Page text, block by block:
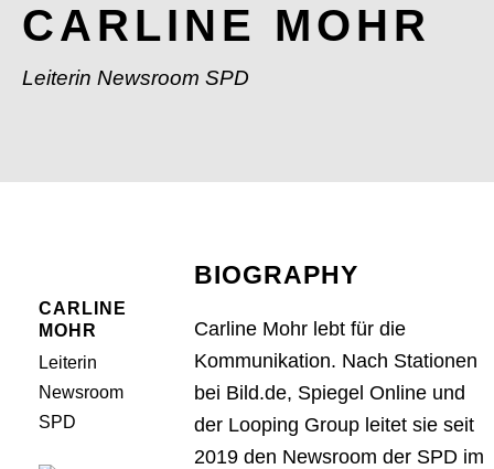
CARLINE MOHR
Leiterin Newsroom SPD
CARLINE
MOHR
Leiterin
Newsroom
SPD
BIOGRAPHY
Carline Mohr lebt für die
Kommunikation. Nach Stationen
bei Bild.de, Spiegel Online und
der Looping Group leitet sie seit
2019 den Newsroom der SPD im